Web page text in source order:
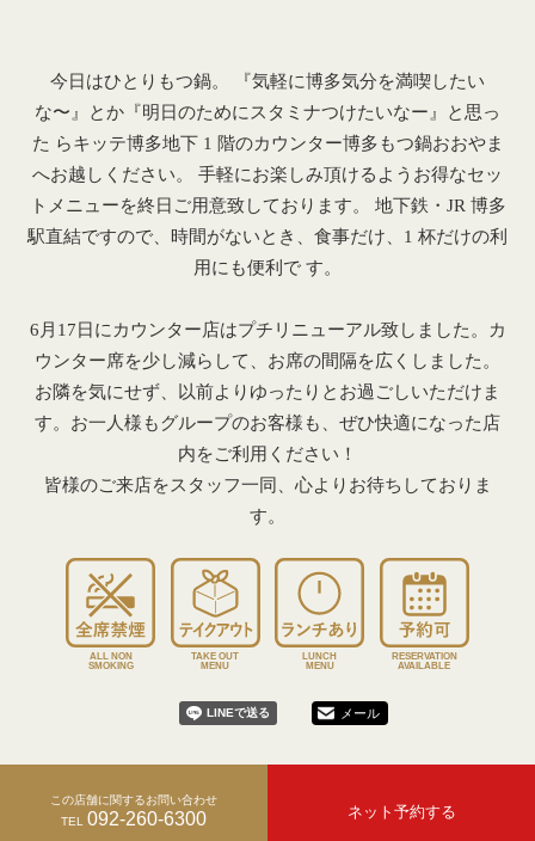
今日はひとりもつ鍋。 『気軽に博多気分を満喫したい
な〜』とか『明日のためにスタミナつけたいなー』と思っ
た らキッテ博多地下 1 階のカウンター博多もつ鍋おおやま
へお越しください。 手軽にお楽しみ頂けるようお得なセッ
トメニューを終日ご用意致しております。 地下鉄・JR 博多
駅直結ですので、時間がないとき、食事だけ、1 杯だけの利
用にも便利で す。
6月17日にカウンター店はプチリニューアル致しました。カ
ウンター席を少し減らして、お席の間隔を広くしました。
お隣を気にせず、以前よりゆったりとお過ごしいただけま
す。お一人様もグループのお客様も、ぜひ快適になった店
内をご利用ください！
皆様のご来店をスタッフ一同、心よりお待ちしておりま
す。
ALL NON
SMOKING
TAKE OUT
MENU
LUNCH
MENU
RESERVATION
AVAILABLE
メール
この店舗に関するお問い合わせ
TEL 092-260-6300 ネット予約する